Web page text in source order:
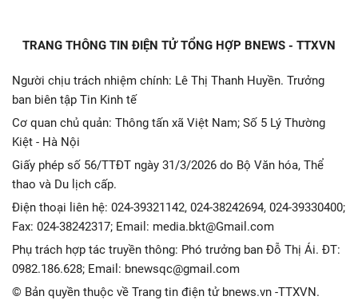
TRANG THÔNG TIN ĐIỆN TỬ TỔNG HỢP BNEWS - TTXVN
Người chịu trách nhiệm chính: Lê Thị Thanh Huyền. Trưởng
ban biên tập Tin Kinh tế
Cơ quan chủ quản: Thông tấn xã Việt Nam; Số 5 Lý Thường
Kiệt - Hà Nội
Giấy phép số 56/TTĐT ngày 31/3/2026 do Bộ Văn hóa, Thể
thao và Du lịch cấp.
Điện thoại liên hệ: 024-39321142, 024-38242694, 024-39330400;
Fax: 024-38242317; Email: media.bkt@Gmail.com
Phụ trách hợp tác truyền thông: Phó trưởng ban Đỗ Thị Ái. ĐT:
0982.186.628; Email: bnewsqc@gmail.com
© Bản quyền thuộc về Trang tin điện tử bnews.vn -TTXVN.